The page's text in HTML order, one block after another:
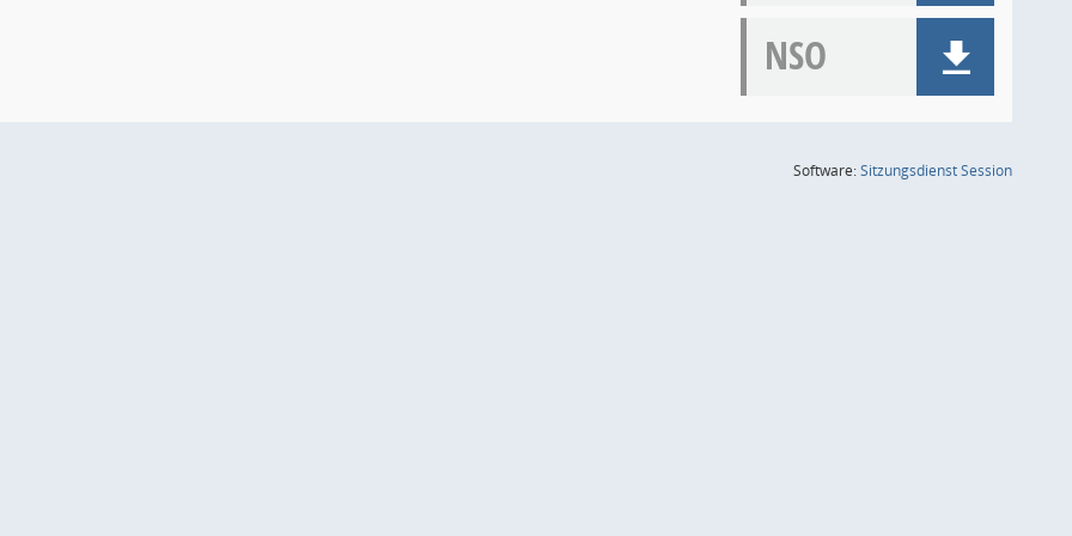
NSO
Software:SitzungsdienstSession(Wird in